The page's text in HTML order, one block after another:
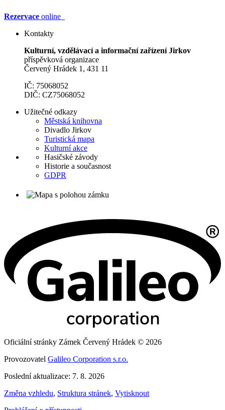
Rezervace online
Kontakty
Kulturní, vzdělávací a informační zařízení Jirkov
příspěvková organizace
Červený Hrádek 1, 431 11
IČ: 75068052
DIČ: CZ75068052
Užitečné odkazy
Městská knihovna
Divadlo Jirkov
Turistická mapa
Kulturní akce
Hasičské závody
Historie a současnost
GDPR
Oficiální stránky Zámek Červený Hrádek © 2026
Provozovatel Galileo Corporation s.r.o.
Poslední aktualizace: 7. 8. 2026
Změna vzhledu, Struktura stránek, Vytisknout